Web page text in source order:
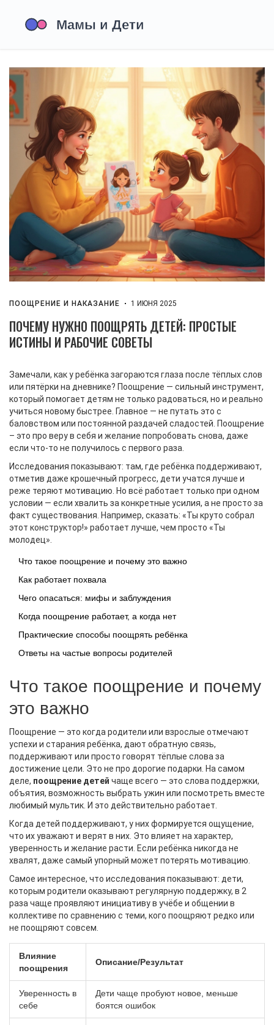
ПООЩРЕНИЕ И НАКАЗАНИЕ 1 ИЮНЯ 2025
ПОЧЕМУ НУЖНО ПООЩРЯТЬ ДЕТЕЙ: ПРОСТЫЕ
ИСТИНЫ И РАБОЧИЕ СОВЕТЫ
Замечали, как у ребёнка загораются глаза после тёплых слов
или пятёрки на дневнике? Поощрение — сильный инструмент,
который помогает детям не только радоваться, но и реально
учиться новому быстрее. Главное — не путать это с
баловством или постоянной раздачей сладостей. Поощрение
– это про веру в себя и желание попробовать снова, даже
если что-то не получилось с первого раза.
Исследования показывают: там, где ребёнка поддерживают,
отметив даже крошечный прогресс, дети учатся лучше и
реже теряют мотивацию. Но всё работает только при одном
условии — если хвалить за конкретные усилия, а не просто за
факт существования. Например, сказать: «Ты круто собрал
этот конструктор!» работает лучше, чем просто «Ты
молодец».
Что такое поощрение и почему это важно
Как работает похвала
Чего опасаться: мифы и заблуждения
Когда поощрение работает, а когда нет
Практические способы поощрять ребёнка
Ответы на частые вопросы родителей
Что такое поощрение и почему
это важно
Поощрение — это когда родители или взрослые отмечают
успехи и старания ребёнка, дают обратную связь,
поддерживают или просто говорят тёплые слова за
достижение цели. Это не про дорогие подарки. На самом
деле, поощрение детей чаще всего — это слова поддержки,
объятия, возможность выбрать ужин или посмотреть вместе
любимый мультик. И это действительно работает.
Когда детей поддерживают, у них формируется ощущение,
что их уважают и верят в них. Это влияет на характер,
уверенность и желание расти. Если ребёнка никогда не
хвалят, даже самый упорный может потерять мотивацию.
Самое интересное, что исследования показывают: дети,
которым родители оказывают регулярную поддержку, в 2
раза чаще проявляют инициативу в учёбе и общении в
коллективе по сравнению с теми, кого поощряют редко или
не поощряют совсем.
Влияние
поощрения
Описание/Результат
Уверенность в
себе
Дети чаще пробуют новое, меньше
боятся ошибок